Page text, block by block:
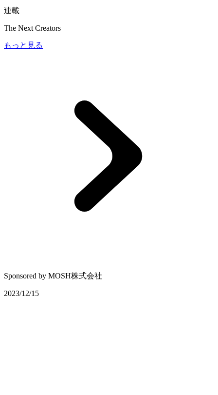
連載
The Next Creators
もっと見る
Sponsored by MOSH株式会社
2023/12/15